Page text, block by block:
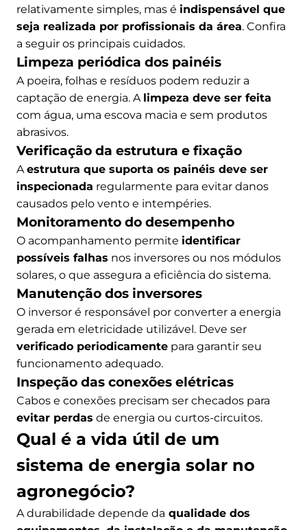
relativamente simples, mas é indispensável que
seja realizada por profissionais da área. Confira
a seguir os principais cuidados.
Limpeza periódica dos painéis
A poeira, folhas e resíduos podem reduzir a
captação de energia. A limpeza deve ser feita
com água, uma escova macia e sem produtos
abrasivos.
Verificação da estrutura e fixação
Aestrutura que suporta os painéis deve ser
inspecionada regularmente para evitar danos
causados pelo vento e intempéries.
Monitoramento do desempenho
O acompanhamento permite identificar
possíveis falhas nos inversores ou nos módulos
solares, o que assegura a eficiência do sistema.
Manutenção dos inversores
O inversor é responsável por converter a energia
gerada em eletricidade utilizável. Deve ser
verificado periodicamente para garantir seu
funcionamento adequado.
Inspeção das conexões elétricas
Cabos e conexões precisam ser checados para
evitar perdas de energia ou curtos-circuitos.
Qual é a vida útil de um
sistema de energia solar no
agronegócio?
A durabilidade depende da qualidade dos